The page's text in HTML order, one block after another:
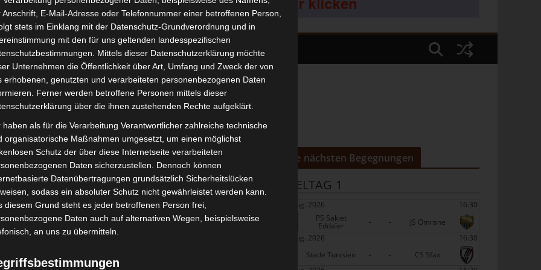
STADIEN IMPRESSUM
Ba
Die nächsten Begegnungen
SPIELTAG 1
22 Aug. 2026
16:30
PS Sakiet
Eddaïer - -
JS Omrane
22 Aug. 2026
16:30
Stade Tunisien
- -
CS Sfax
Anschrift, E-Mail-Adresse oder Telefonnummer einer betroffenen Person,
stets im Einklang mit der Datenschutz-Grundverordnung und in
mit den für uns geltenden landesspezifischen
Mittels dieser Datenschutzerklärung möchte
Unternehmen die Öffentlichkeit über Art, Umfang und Zweck der von
erhobenen, genutzten und verarbeiteten personenbezogenen Daten
Ferner werden betroffene Personen mittels dieser
über die ihnen zustehenden Rechte aufgeklärt.
haben als für die Verarbeitung Verantwortlicher zahlreiche technische
organisatorische Maßnahmen umgesetzt, um einen möglichst
Schutz der über diese Internetseite verarbeiteten
Daten sicherzustellen. Dennoch können
Datenübertragungen grundsätzlich Sicherheitslücken
sodass ein absoluter Schutz nicht gewährleistet werden kann.
diesem Grund steht es jeder betroffenen Person frei,
Daten auch auf alternativen Wegen, beispielsweise
an uns zu übermitteln.